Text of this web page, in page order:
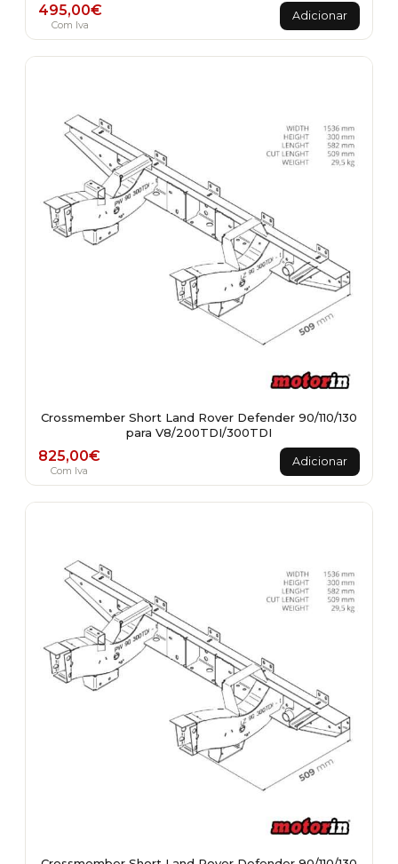
495,00€
Com Iva
Adicionar
Crossmember Short Land Rover Defender 90/110/130
para V8/200TDI/300TDI
825,00€
Com Iva
Adicionar